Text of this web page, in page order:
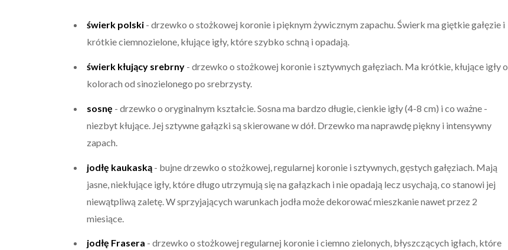
świerk polski - drzewko o stożkowej koronie i pięknym żywicznym zapachu. Świerk ma giętkie gałęzie i
krótkie ciemnozielone, kłujące igły, które szybko schną i opadają.
świerk kłujący srebrny - drzewko o stożkowej koronie i sztywnych gałęziach. Ma krótkie, kłujące igły o
kolorach od sinozielonego po srebrzysty.
sosnę - drzewko o oryginalnym kształcie. Sosna ma bardzo długie, cienkie igły (4-8 cm) i co ważne -
niezbyt kłujące. Jej sztywne gałązki są skierowane w dół. Drzewko ma naprawdę piękny i intensywny
zapach.
jodłę kaukaską - bujne drzewko o stożkowej, regularnej koronie i sztywnych, gęstych gałęziach. Mają
jasne, niekłujące igły, które długo utrzymują się na gałązkach i nie opadają lecz usychają, co stanowi jej
niewątpliwą zaletę. W sprzyjających warunkach jodła może dekorować mieszkanie nawet przez 2
miesiące.
jodłę Frasera - drzewko o stożkowej regularnej koronie i ciemno zielonych, błyszczących igłach, które